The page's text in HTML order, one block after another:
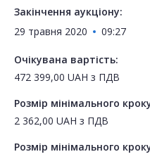
Закінчення аукціону:
29 травня 2020
09:27
Очікувана вартість:
472 399,00 UAH з ПДВ
Розмір мінімального
2 362,00 UAH з ПДВ
Розмір мінімального